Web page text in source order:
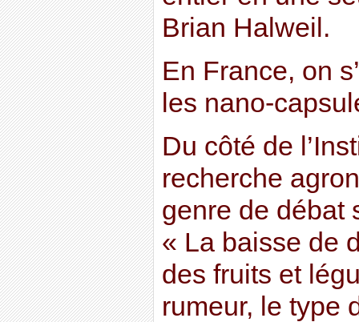
Brian Halweil.
En France, on
les nano-
Du côté de
recherche
genre de débat
« La baisse de
des fruits et
rumeur, le type